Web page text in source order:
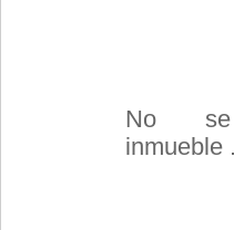
No se
inmueble .